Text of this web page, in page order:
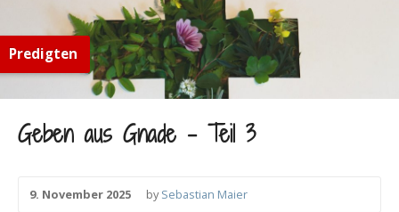
Predigten
Geben aus Gnade – Teil 3
9. November 2025 bySebastian Maier